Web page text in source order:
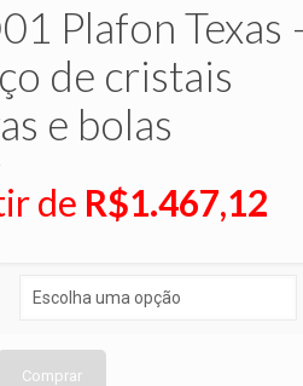
Plafon Texas
de cristais
e bolas
de R$1.467,12
Comprar